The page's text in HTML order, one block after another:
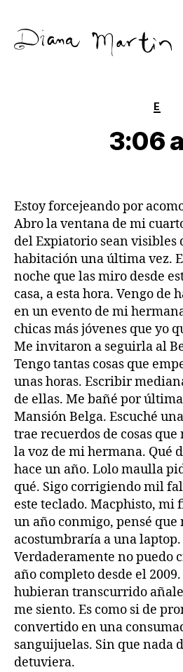
E
3:06
Estoy forcejeando por
Abro la ventana de mi
del Expiatorio sean visibles
habitación una última vez.
noche que las miro desde
casa, a esta hora. Vengo de
en un evento de mi
chicas más jóvenes que yo
Me invitaron a seguirla al
Tengo tantas cosas que
unas horas. Escribir
de ellas. Me bañé por
Mansión Belga. Escuché
trae recuerdos de cosas
la voz de mi hermana. Qué
hace un año. Lolo maulla
qué. Sigo corrigiendo mil
este teclado. Macphisto, mi
un año conmigo, pensé que
acostumbraría a una
Verdaderamente no puedo
año completo desde el
hubieran transcurrido
me siento. Es como si de
convertido en una
sanguijuelas. Sin que nada
detuviera.